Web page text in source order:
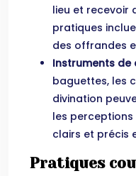
lieu et recevoir
pratiques
des offrandes
Instruments de
baguettes, les
divination
les
clairs et précis
Pratiques